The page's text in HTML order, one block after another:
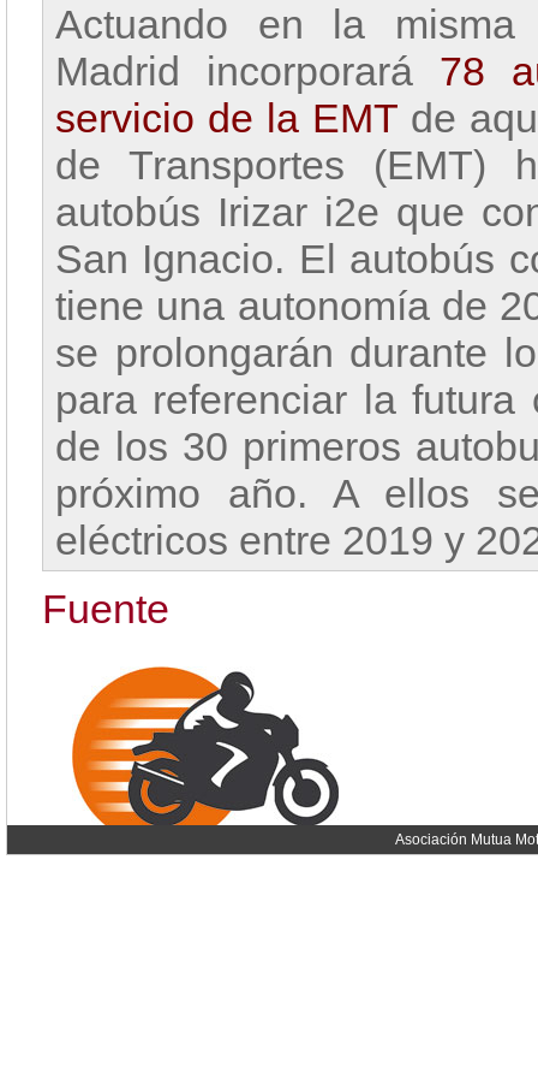
Actuando en la misma
Madrid incorporará 78
servicio de la EMT de
de Transportes (EMT)
autobús Irizar i2e que
San Ignacio. El autobús
tiene una autonomía de
se prolongarán durante
para referenciar la
de los 30 primeros
próximo año. A ellos
eléctricos entre 2019 y
Fuente
Asociación Mutua